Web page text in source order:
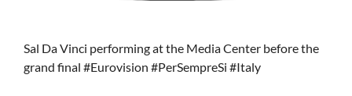
Sal Da Vinci performing at the Media Center before the
grand final #Eurovision #PerSempreSi #Italy